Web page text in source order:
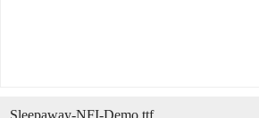
Sleepaway-NFI-Demo.ttf